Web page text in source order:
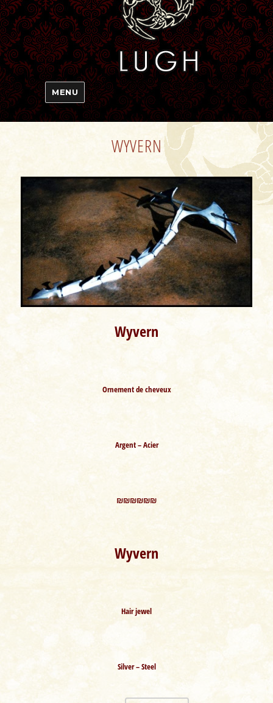
MENU
WYVERN
Wyvern
Ornement de cheveux
Argent – Acier
₪₪₪₪₪₪
Wyvern
Hair jewel
Silver – Steel